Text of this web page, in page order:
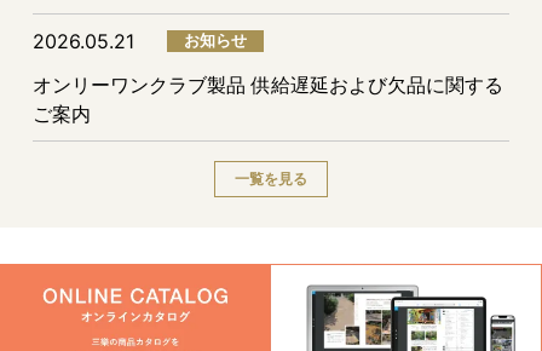
2026.05.21 お知らせ
オンリーワンクラブ製品 供給遅延および欠品に関する
ご案内
一覧を見る